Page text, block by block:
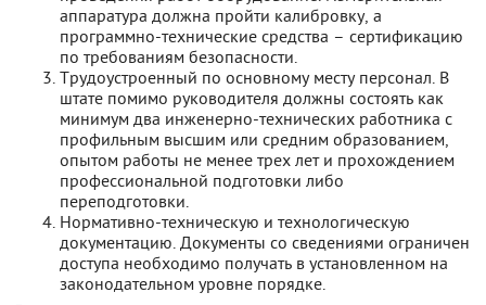
аппаратура должна пройти калибровку, а
программно-технические средства – сертификацию
по требованиям безопасности.
Трудоустроенный по основному месту персонал. В
штате помимо руководителя должны состоять как
минимум два инженерно-технических работника с
профильным высшим или средним образованием,
опытом работы не менее трех лет и прохождением
профессиональной подготовки либо
переподготовки.
Нормативно-техническую и технологическую
документацию. Документы со сведениями
доступа необходимо получать в установленном на
законодательном уровне порядке.